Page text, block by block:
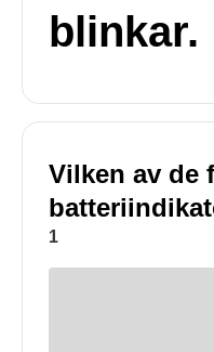
blinkar.
Vilken av de
1